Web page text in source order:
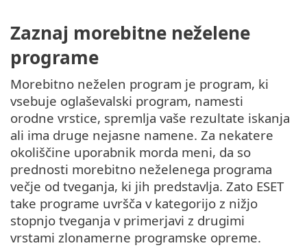
Zaznaj morebitne neželene
programe
Morebitno neželen program je program, ki
vsebuje oglaševalski program, namesti
orodne vrstice, spremlja vaše rezultate iskanja
ali ima druge nejasne namene. Za nekatere
okoliščine uporabnik morda meni, da so
prednosti morebitno neželenega programa
večje od tveganja, ki jih predstavlja. Zato ESET
take programe uvršča v kategorijo z nižjo
stopnjo tveganja v primerjavi z drugimi
vrstami zlonamerne programske opreme.